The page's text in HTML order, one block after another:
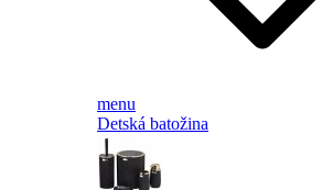
menu
Detská batožina